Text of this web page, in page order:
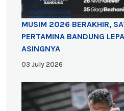
MUSIM 2026 BERAKHIR,
PERTAMINA BANDUNG
ASINGNYA
03 July 2026